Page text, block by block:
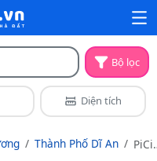
Bộ lọc
Diện tích
Thành Phố Dĩ An